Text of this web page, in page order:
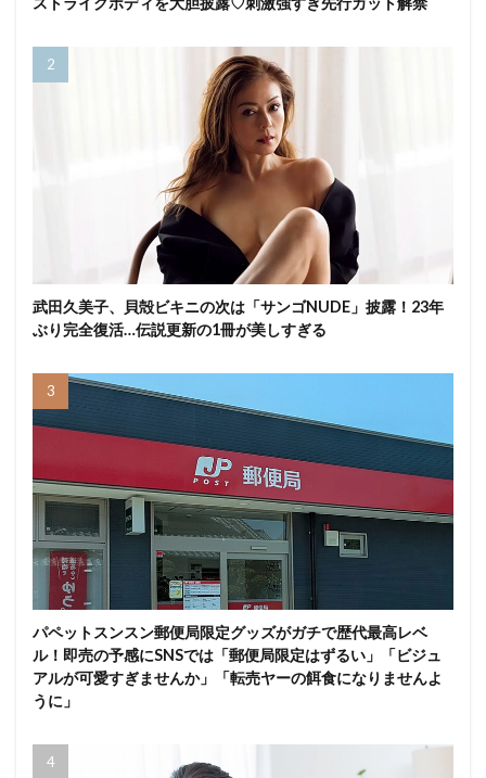
武田久美子、貝殻ビキニの次は「サンゴNUDE」披露！23年
ぶり完全復活…伝説更新の1冊が美しすぎる
パペットスンスン郵便局限定グッズがガチで歴代最高レベ
ル！即売の予感にSNSでは「郵便局限定はずるい」「ビジュ
アルが可愛すぎませんか」「転売ヤーの餌食になりませんよ
うに」